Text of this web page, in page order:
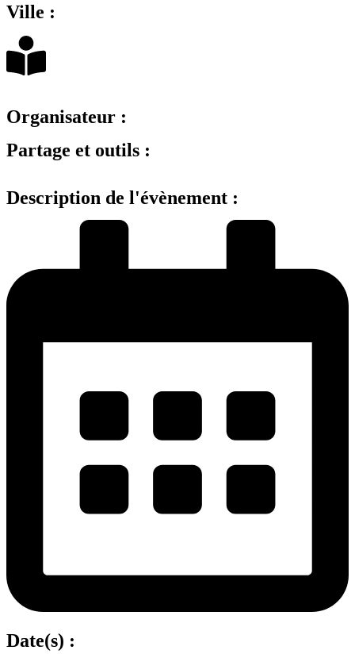
Ville :
Organisateur :
Partage et outils :
Description de l'évènement :
Date(s) :